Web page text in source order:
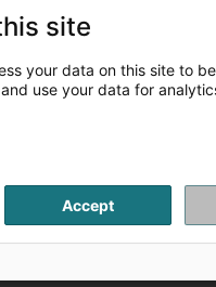
site
your data on this site to
use your data for
Accept